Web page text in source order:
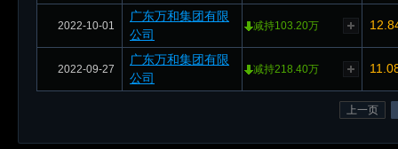
2022-10-01
广东万和集团有限
公司
减持103.20万
2022-09-27
广东万和集团有限
公司
减持218.40万
上一页